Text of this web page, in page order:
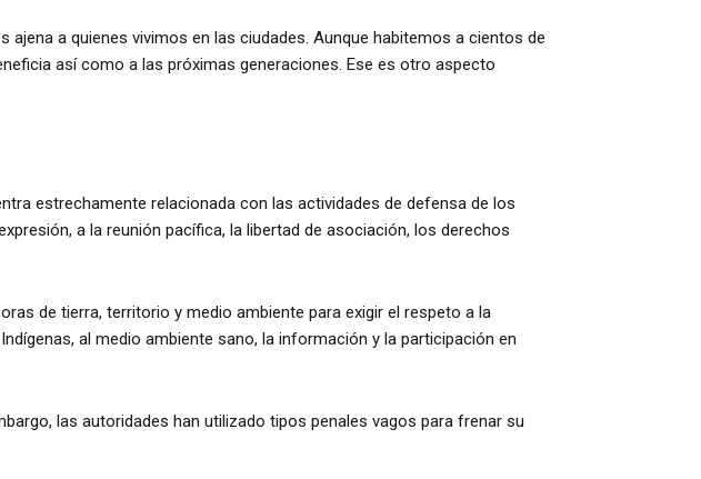
a quienes vivimos en las ciudades. Aunque habitemos a cientos de
así como a las próximas generaciones. Ese es otro aspecto
estrechamente relacionada con las actividades de defensa de los
a la reunión pacífica, la libertad de asociación, los derechos
de tierra, territorio y medio ambiente para exigir el respeto a la
al medio ambiente sano, la información y la participación en
las autoridades han utilizado tipos penales vagos para frenar su